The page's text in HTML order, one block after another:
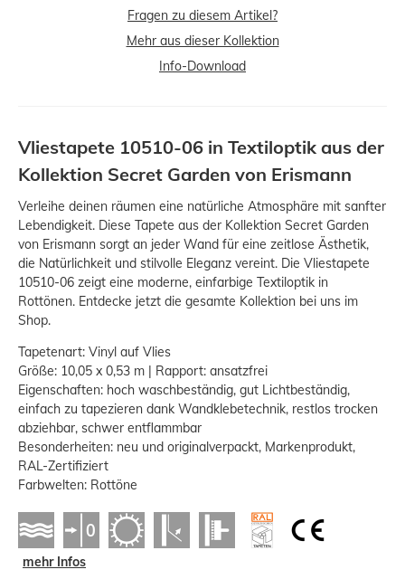
Fragen zu diesem Artikel?
Mehr aus dieser Kollektion
Info-Download
Vliestapete 10510-06 in Textiloptik aus der
Kollektion Secret Garden von Erismann
Verleihe deinen räumen eine natürliche Atmosphäre mit sanfter
Lebendigkeit. Diese Tapete aus der Kollektion Secret Garden
von Erismann sorgt an jeder Wand für eine zeitlose Ästhetik,
die Natürlichkeit und stilvolle Eleganz vereint. Die Vliestapete
10510-06 zeigt eine moderne, einfarbige Textiloptik in
Rottönen. Entdecke jetzt die gesamte Kollektion bei uns im
Shop.
Tapetenart: Vinyl auf Vlies
Größe: 10,05 x 0,53 m | Rapport: ansatzfrei
Eigenschaften: hoch waschbeständig, gut Lichtbeständig,
einfach zu tapezieren dank Wandklebetechnik, restlos trocken
abziehbar, schwer entflammbar
Besonderheiten: neu und originalverpackt, Markenprodukt,
RAL-Zertifiziert
Farbwelten: Rottöne
mehr Infos